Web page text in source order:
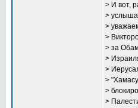
> И вот,
>
>
>
> за
>
>
>
>
>